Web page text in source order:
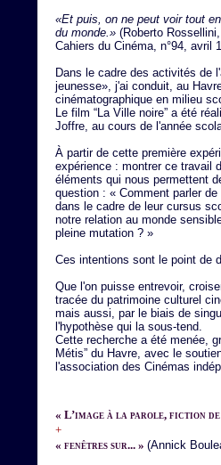
«Et puis, on ne peut voir tout
du monde.» (Roberto
Cahiers du Cinéma, n°94, avril
Dans le cadre des activités de
jeunesse», j'ai conduit, au
cinématographique en milieu
Le film “La Ville noire” a été
Joffre, au cours de l'année
À partir de cette première
expérience : montrer ce travail
éléments qui nous permettent
question : « Comment parler
dans le cadre de leur cursus
notre relation au monde
pleine mutation ? »
Ces intentions sont le point de
Que l'on puisse entrevoir,
tracée du patrimoine culturel
mais aussi, par le biais de
l'hypothèse qui la sous-tend.
Cette recherche a été menée,
Métis” du Havre, avec le
l'association des Cinémas
« L’image à la parole, fiction de
+
« fenêtres sur... » (Annick